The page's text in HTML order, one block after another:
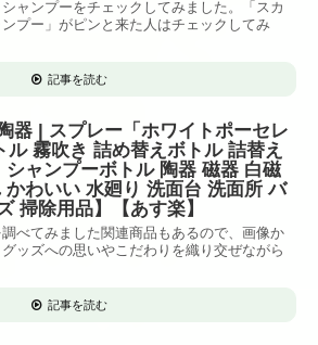
ャンプーをチェックしてみました。「スカ
プー」がピンと来た人はチェックしてみ
記事を読む
器 | スプレー「ホワイトポーセレ
ル 霧吹き 詰め替えボトル 詰替え
ャンプーボトル 陶器 磁器 白磁
かわいい 水廻り 洗面台 洗面所 バ
掃除用品】【あす楽】
べてみました関連商品もあるので、画像か
ッズへの思いやこだわりを織り交ぜながら
記事を読む